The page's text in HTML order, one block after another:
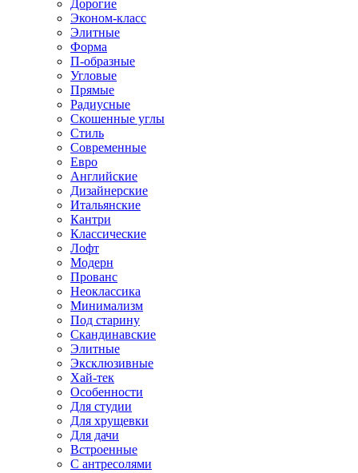
Дорогие
Эконом-класс
Элитные
Форма
П-образные
Угловые
Прямые
Радиусные
Скошенные углы
Стиль
Современные
Евро
Английские
Дизайнерские
Итальянские
Кантри
Классические
Лофт
Модерн
Прованс
Неоклассика
Минимализм
Под старину
Скандинавские
Элитные
Эксклюзивные
Хай-тек
Особенности
Для студии
Для хрущевки
Для дачи
Встроенные
С антресолями